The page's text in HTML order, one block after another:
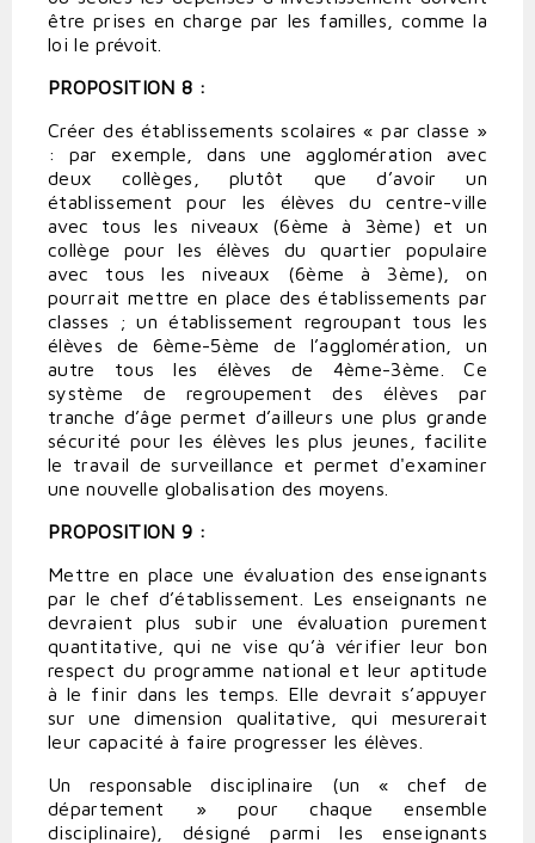
être prises en charge par les familles, comme la
loi le prévoit.
PROPOSITION 8 :
Créer des établissements scolaires « par classe »
: par exemple, dans une agglomération avec
deux collèges, plutôt que d’avoir un
établissement pour les élèves du centre-ville
avec tous les niveaux (6ème à 3ème) et un
collège pour les élèves du quartier populaire
avec tous les niveaux (6ème à 3ème), on
pourrait mettre en place des établissements par
classes ; un établissement regroupant tous les
élèves de 6ème-5ème de l’agglomération, un
autre tous les élèves de 4ème-3ème. Ce
système de regroupement des élèves par
tranche d’âge permet d’ailleurs une plus grande
sécurité pour les élèves les plus jeunes, facilite
le travail de surveillance et permet d'examiner
une nouvelle globalisation des moyens.
PROPOSITION 9 :
Mettre en place une évaluation des enseignants
par le chef d’établissement. Les enseignants ne
devraient plus subir une évaluation purement
quantitative, qui ne vise qu’à vérifier leur bon
respect du programme national et leur aptitude
à le finir dans les temps. Elle devrait s’appuyer
sur une dimension qualitative, qui mesurerait
leur capacité à faire progresser les élèves.
Un responsable disciplinaire (un « chef de
département » pour chaque ensemble
disciplinaire), désigné parmi les enseignants